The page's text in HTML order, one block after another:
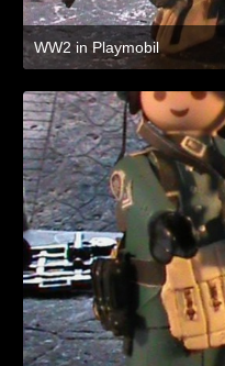
WW2 in Playmobil
8. Juli 2021 um